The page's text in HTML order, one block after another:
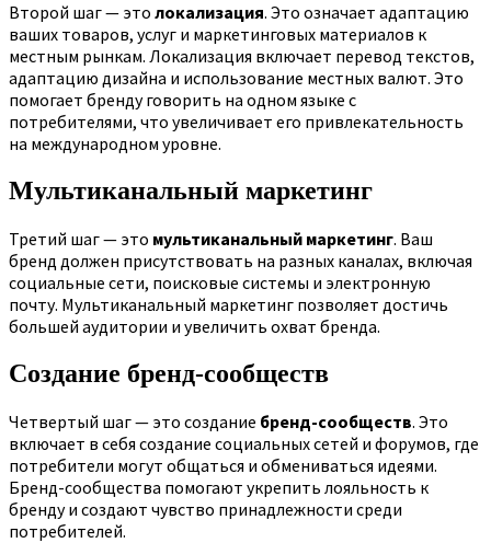
Второй шаг — это локализация. Это означает адаптацию
ваших товаров, услуг и маркетинговых материалов к
местным рынкам. Локализация включает перевод текстов,
адаптацию дизайна и использование местных валют. Это
помогает бренду говорить на одном языке с
потребителями, что увеличивает его привлекательность
на международном уровне.
Мультиканальный маркетинг
Третий шаг — это мультиканальный маркетинг. Ваш
бренд должен присутствовать на разных каналах, включая
социальные сети, поисковые системы и электронную
почту. Мультиканальный маркетинг позволяет достичь
большей аудитории и увеличить охват бренда.
Создание бренд-сообществ
Четвертый шаг — это создание бренд-сообществ. Это
включает в себя создание социальных сетей и форумов, где
потребители могут общаться и обмениваться идеями.
Бренд-сообщества помогают укрепить лояльность к
бренду и создают чувство принадлежности среди
потребителей.